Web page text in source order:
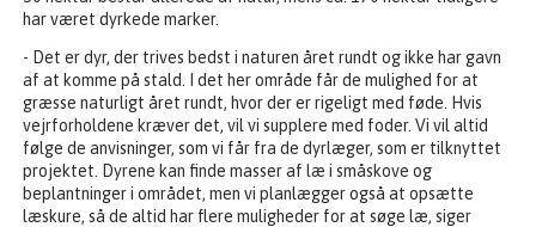
har været dyrkede marker.
- Det er dyr, der trives bedst i naturen året rundt og ikke har gavn
af at komme på stald. I det her område får de mulighed for at
græsse naturligt året rundt, hvor der er rigeligt med føde. Hvis
vejrforholdene kræver det, vil vi supplere med foder. Vi vil altid
følge de anvisninger, som vi får fra de dyrlæger, som er tilknyttet
projektet. Dyrene kan finde masser af læ i småskove og
beplantninger i området, men vi planlægger også at opsætte
læskure, så de altid har flere muligheder for at søge læ, siger